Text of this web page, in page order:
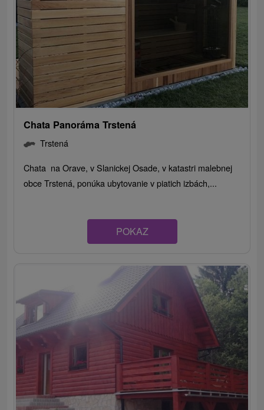
Chata Panoráma Trstená
Trstená
Chata na Orave, v Slanickej Osade, v katastri malebnej
obce Trstená, ponúka ubytovanie v piatich izbách,...
POKAZ